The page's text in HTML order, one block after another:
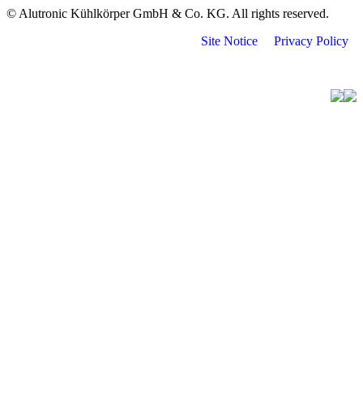
© Alutronic Kühlkörper GmbH & Co. KG. All rights reserved.
Site Notice
Privacy Policy